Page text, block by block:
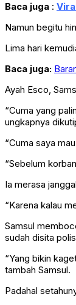
Baca juga :
Namun begitu
Lima hari
Baca juga:
Ayah Esco,
“Cuma yang
ungkapnya
“Cuma saya
“Sebelum
Ia merasa
“Karena kalau
Samsul
sudah disita
“Yang bikin
tambah Samsul.
Padahal